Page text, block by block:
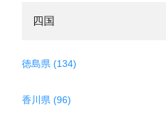
四国
徳島県 (134)
香川県 (96)